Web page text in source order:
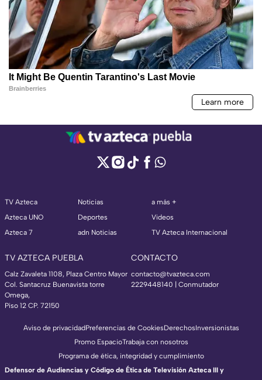
TV Azteca
Azteca UNO
Azteca 7
Noticias
Deportes
adn Noticias
a más +
Videos
TV Azteca Internacional
TV AZTECA PUEBLA
Calz Zavaleta 1108, Plaza Centro Mayor
Col. Santacruz Buenavista torre
Omega,
Piso 12 CP. 72150
CONTACTO
contacto@tvazteca.com
2229448140 | Conmutador
Aviso de privacidadPreferencias de CookiesDerechosInversionistas
Promo EspacioTrabaja con nosotros
Programa de ética, integridad y cumplimiento
Defensor de Audiencias y Código de Ética de Televisión Azteca III y